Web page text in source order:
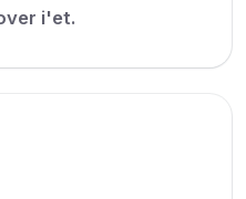
i'et.